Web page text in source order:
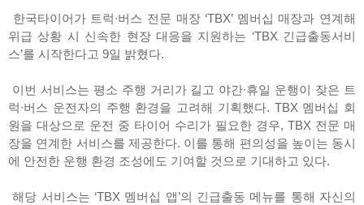
한국타이어가 트럭∙버스 전문 매장 ‘TBX’ 멤버십 매장과 연계해
위급 상황 시 신속한 현장 대응을 지원하는 ‘TBX 긴급출동서비
스’를 시작한다고 9일 밝혔다.
이번 서비스는 평소 주행 거리가 길고 야간∙휴일 운행이 잦은 트
럭∙버스 운전자의 주행 환경을 고려해 기획했다. TBX 멤버십 회
원을 대상으로 운전 중 타이어 수리가 필요한 경우, TBX 전문 매
장을 연계한 서비스를 제공한다. 이를 통해 편의성을 높이는 동시
에 안전한 운행 환경 조성에도 기여할 것으로 기대하고 있다.
해당 서비스는 ‘TBX 멤버십 앱’의 긴급출동 메뉴를 통해 자신의